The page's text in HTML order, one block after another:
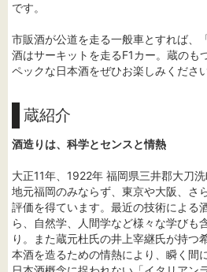
です。
市販酒が公道を走る一般車とすれば、
酒はサーキットを走るF1カー。蔵のも
ペックな日本酒をぜひお楽しみください
蔵紹介
酒造りは、科学とセンスと情熱
大正11年、1922年 福岡県三井郡大刀
地元福岡のみならず、東京や大阪、さ
評価を得ています。最近の技術による
ら、自然学、人間学など様々な学びも
り。また蔵元杜氏の井上宰継氏が持つ
本酒を造るための情熱により、瞬く間